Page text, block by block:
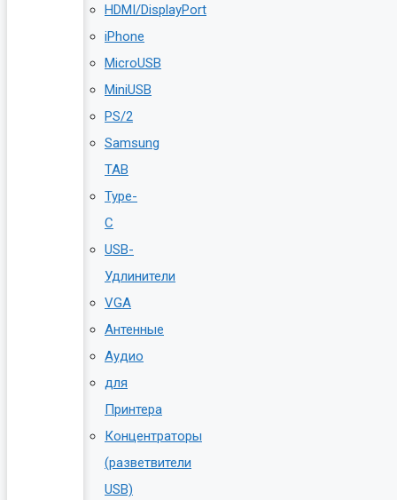
HDMI/DisplayPort
iPhone
MicroUSB
MiniUSB
PS/2
Samsung
TAB
Type-
C
USB-
Удлинители
VGA
Антенные
Аудио
для
Принтера
Концентраторы
(разветвители
USB)